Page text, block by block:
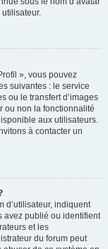
», vous pouvez
suivantes : le service
ou le transfert d’images
ou non la fonctionnalité
aux utilisateurs.
à contacter un
d’utilisateur, indiquent
avez publié ou identifient
et les
du forum peut